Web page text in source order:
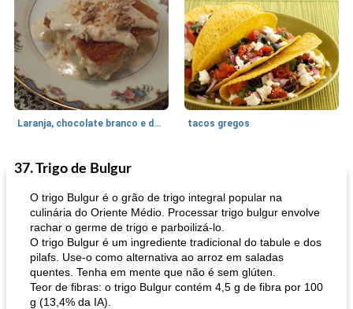
Laranja, chocolate branco e doces de damasco tacos gregos
Coxa de frango e perna
37. Trigo de Bulgur
O trigo Bulgur é o grão de trigo integral popular na
culinária do Oriente Médio. Processar trigo bulgur envolve
rachar o germe de trigo e parboilizá-lo.
O trigo Bulgur é um ingrediente tradicional do tabule e dos
pilafs. Use-o como alternativa ao arroz em saladas
quentes. Tenha em mente que não é sem glúten.
Teor de fibras: o trigo Bulgur contém 4,5 g de fibra por 100
g (13,4% da IA).